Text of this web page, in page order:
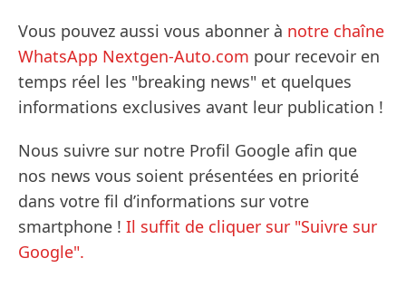
Vous pouvez aussi vous abonner à notre chaîne
WhatsApp Nextgen-Auto.com pour recevoir en
temps réel les "breaking news" et quelques
informations exclusives avant leur publication !
Nous suivre sur notre Profil Google afin que
nos news vous soient présentées en priorité
dans votre fil d’informations sur votre
smartphone ! Il suffit de cliquer sur "Suivre sur
Google".